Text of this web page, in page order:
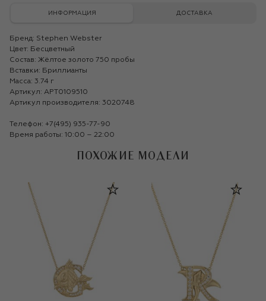
ИНФОРМАЦИЯ ДОСТАВКА
Бренд: Stephen Webster
Цвет: Бесцветный
Состав: Жёлтое золото 750 пробы
Вставки: Бриллианты
Масса: 3.74 г
Артикул: APT0109510
Артикул производителя: 3020748
Телефон: +7(495) 935-77-90
Время работы: 10:00 – 22:00
ПОХОЖИЕ МОДЕЛИ